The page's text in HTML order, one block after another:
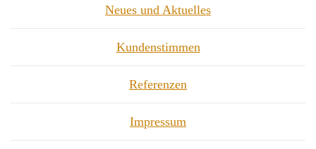
Neues und Aktuelles
Kundenstimmen
Referenzen
Impressum